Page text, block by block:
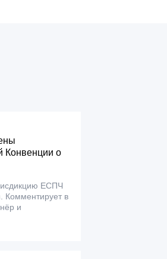
Конвенции о
ЕСПЧ
Комментирует в
и